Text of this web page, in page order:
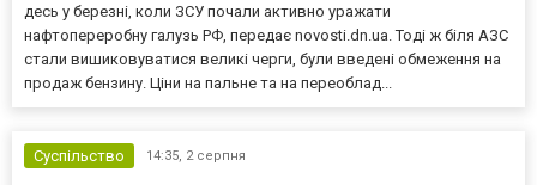
десь у березні, коли ЗСУ почали активно уражати
нафтопереробну галузь РФ, передає novosti.dn.ua. Тоді ж біля АЗС
стали вишиковуватися великі черги, були введені обмеження на
продаж бензину. Ціни на пальне та на переоблад...
Суспільство 14:35, 2 серпня